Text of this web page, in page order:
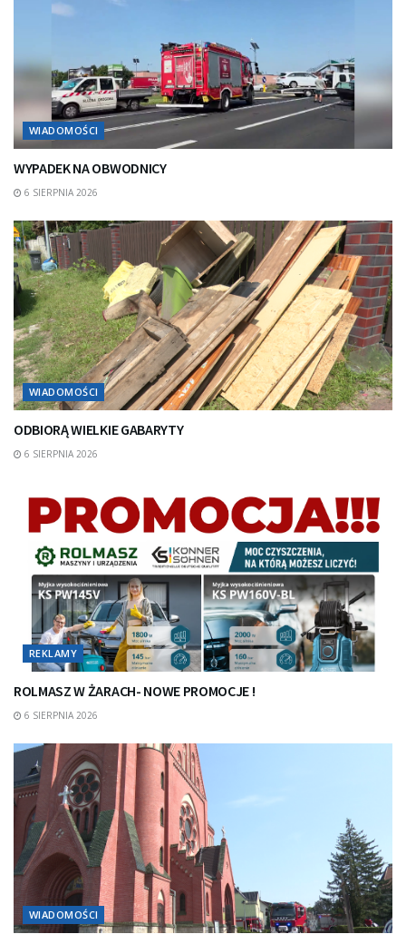
WIADOMOŚCI
WYPADEK NA OBWODNICY
6 SIERPNIA 2026
WIADOMOŚCI
ODBIORĄ WIELKIE GABARYTY
6 SIERPNIA 2026
REKLAMY
ROLMASZ W ŻARACH- NOWE PROMOCJE !
6 SIERPNIA 2026
WIADOMOŚCI